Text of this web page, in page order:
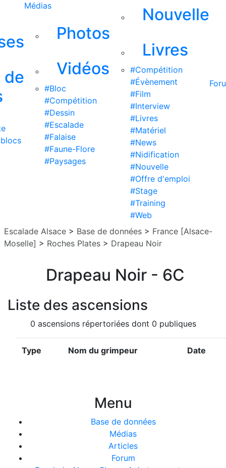
de
Médias
Photos
Vidéos
#Bloc
#Compétition
#Dessin
#Escalade
#Falaise
#Faune-Flore
#Paysages
Nouvelle
Livres
#Compétition
#Évènement
#Film
#Interview
#Livres
#Matériel
#News
#Nidification
#Nouvelle
#Offre d'emploi
#Stage
#Training
#Web
Escalade Alsace > Base de données > France [Alsace-
Moselle] > Roches Plates > Drapeau Noir
Drapeau Noir - 6C
Liste des ascensions
0 ascensions répertoriées dont 0 publiques
Type Nom du grimpeur Date
Menu
Base de données
Médias
Articles
Forum